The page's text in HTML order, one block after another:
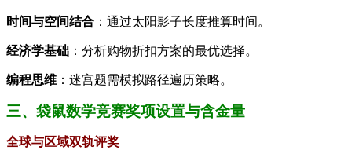
时间与空间结合 ：通过太阳影子长度推算时间。
经济学基础 ：分析购物折扣方案的最优选择。
编程思维 ：迷宫题需模拟路径遍历策略。
三、袋鼠数学竞赛奖项设置与含金量
全球与区域双轨评奖